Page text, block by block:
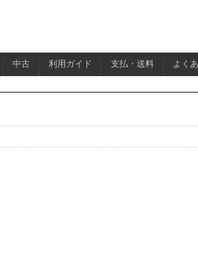
中古 利用ガイド 支払・送料 よく